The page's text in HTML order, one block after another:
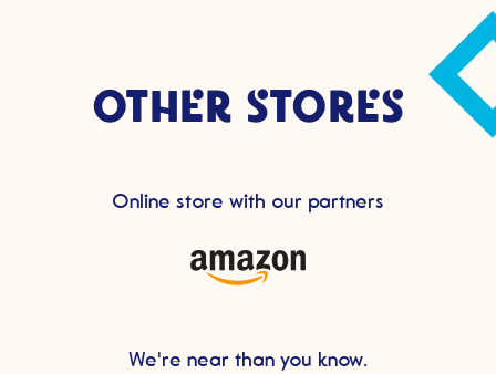
OTHER STORES
Online store with our partners
We're near than you know.